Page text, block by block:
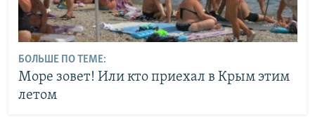
БОЛЬШЕ ПО ТЕМЕ:
Море зовет! Или кто приехал в Крым этим
летом